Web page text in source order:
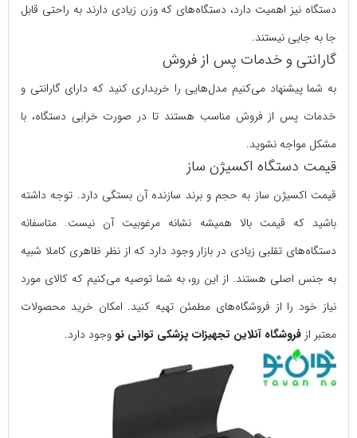
دستگاه نیز اهمیت دارد، دستگاه‌‌های که وزن زیادی دارند به راحتی قابل
جا به جایی نیستند.
گارانتی و خدمات پس از فروش
به شما پیشنهاد می‌کنیم مدل‌‌هایی را خریداری کنید که دارای گارانتی و
خدمات پس از فروش مناسب هستند تا در صورت خرابی دستگاه، با
مشکل مواجه نشوید.
قیمت دستگاه اکسیژن ساز
قیمت اکسیژن ساز به حجم و برند سازنده آن بستگی دارد. توجه داشته
باشید که قیمت بالا همیشه نشانه مرغوبیت آن نیست. متاسفانه
دستگاه‌های تقلبی زیادی در بازار وجود دارد که از نظر ظاهری کاملا شبیه
به جنس اصلی هستند. از این رو، به شما توصیه می‌کنیم که کالای مورد
نیاز خود را از فروشگاه‌های مطمئن تهیه کنید. امکان خرید محصولات
معتبر از فروشگاه آنلاین تجهیزات پزشکی توانی نو وجود دارد.